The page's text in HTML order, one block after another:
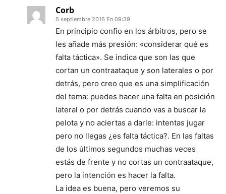
Corb
6 septiembre 2016 En 09:39
En principio confio en los árbitros, pero se
les añade más presión: «considerar qué es
falta táctica». Se indica que son las que
cortan un contraataque y son laterales o por
detrás, pero creo que es una simplificación
del tema: puedes hacer una falta en posición
lateral o por detrás cuando vas a buscar la
pelota y no aciertas a darle: intentas jugar
pero no llegas ¿es falta táctica?. En las faltas
de los últimos segundos muchas veces
estás de frente y no cortas un contraataque,
pero la intención es hacer la falta.
La idea es buena, pero veremos su